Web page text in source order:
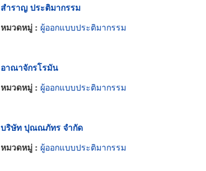
สำราญ ประติมากรรม
หมวดหมู่ : ผู้ออกแบบประติมากรรม
อาณาจักรโรมัน
หมวดหมู่ : ผู้ออกแบบประติมากรรม
บริษัท ปุณณภัทร จำกัด
หมวดหมู่ : ผู้ออกแบบประติมากรรม